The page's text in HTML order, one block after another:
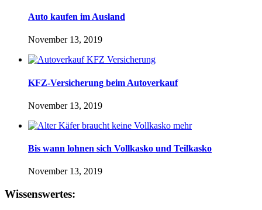
Auto kaufen im Ausland
November 13, 2019
KFZ-Versicherung beim Autoverkauf
November 13, 2019
Bis wann lohnen sich Vollkasko und Teilkasko
November 13, 2019
Wissenswertes: